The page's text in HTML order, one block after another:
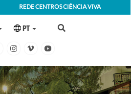
REDE CENTROS CIÊNCIA VIVA
PT